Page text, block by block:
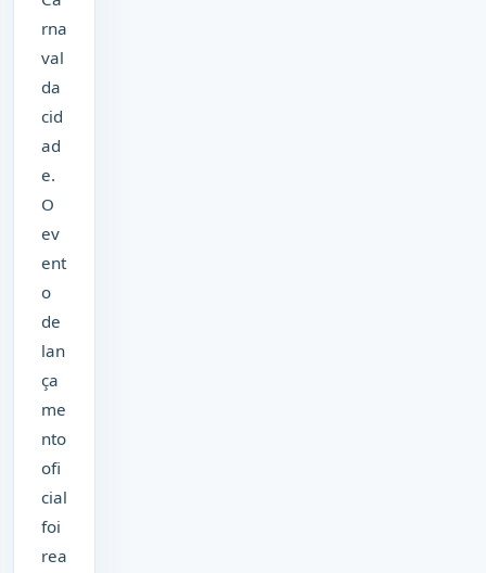
rna
val
da
cid
ad
e.
O
ev
ent
o
de
lan
ça
me
nto
ofi
cial
foi
rea